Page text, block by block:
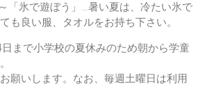
「氷で遊ぼう」…暑い夏は、冷たい氷で
も良い服、タオルをお持ち下さい。
日まで小学校の夏休みのため朝から学童
願いします。なお、毎週土曜日は利用